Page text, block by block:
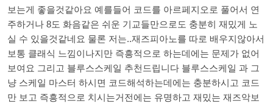
보는게 좋을것같아요 예를들어 코드를 아르페지오로 풀어서 연
주하거나 8도 화음같은 쉬운 기교들만으로도 충분히 재밌게 노
실 수 있을것같네요 물론 저는..재즈피아노를 따로 배우지않아서
보통 클래식 느낌이나지만 즉흥적으로 하는데에는 문제가 없어
보여요 그리고 블루스스케일 추천드립니다 블루스스케일 과 그
냥 스케일 마스터 하시면 코드해석하는데에는 충분하시고 코드
만 보고 즉흥적으로 치시는거전에는 유명하고 재밌는 재즈악보